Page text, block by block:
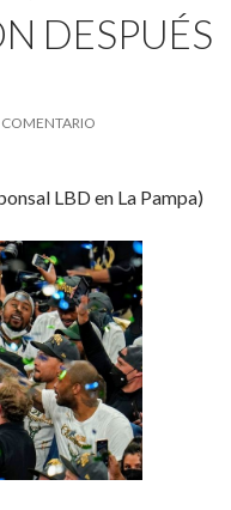
DESPUÉS
LBD en La Pampa)